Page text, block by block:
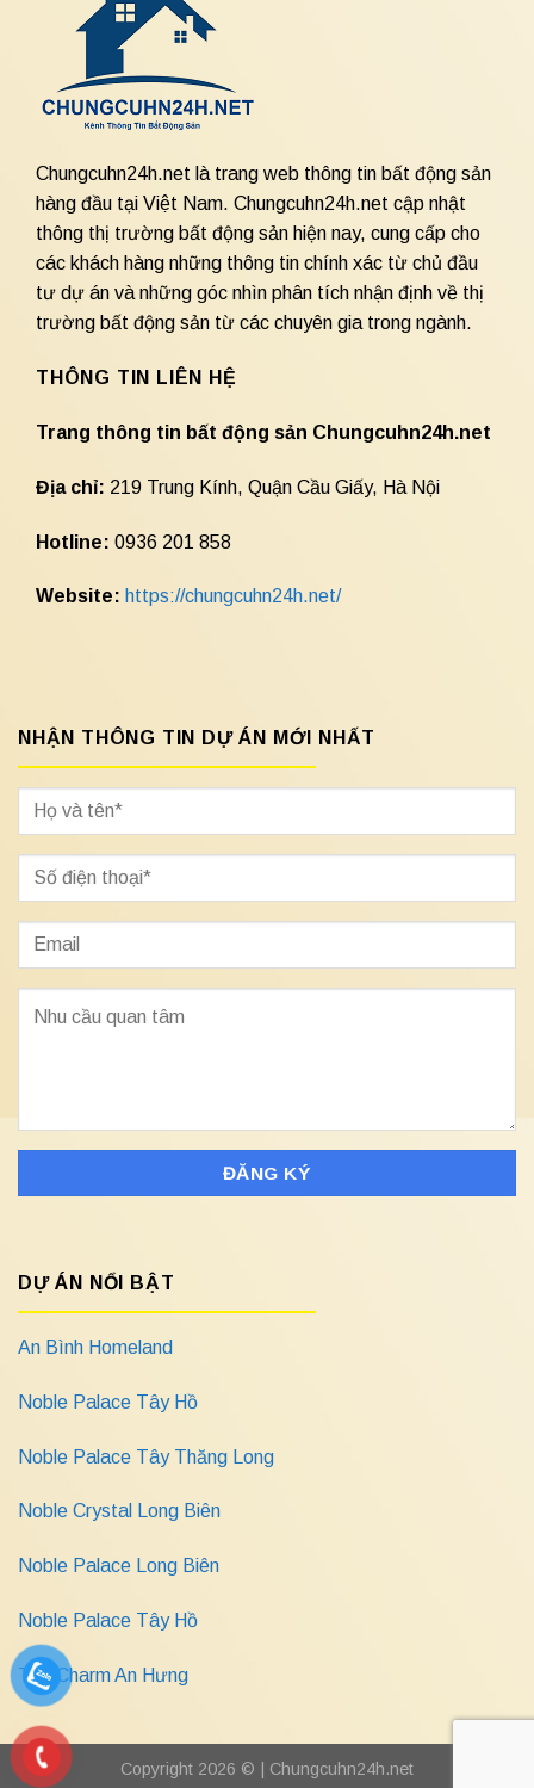
Chungcuhn24h.net là trang web thông tin bất động sản
hàng đầu tại Việt Nam. Chungcuhn24h.net cập nhật
thông thị trường bất động sản hiện nay, cung cấp cho
các khách hàng những thông tin chính xác từ chủ đầu
tư dự án và những góc nhìn phân tích nhận định về thị
trường bất động sản từ các chuyên gia trong ngành.
THÔNG TIN LIÊN HỆ
Trang thông tin bất động sản Chungcuhn24h.net
Địa chỉ: 219 Trung Kính, Quận Cầu Giấy, Hà Nội
Hotline: 0936 201 858
Website: https://chungcuhn24h.net/
NHẬN THÔNG TIN DỰ ÁN MỚI NHẤT
DỰ ÁN NỔI BẬT
An Bình Homeland
Noble Palace Tây Hồ
Noble Palace Tây Thăng Long
Noble Crystal Long Biên
Noble Palace Long Biên
Noble Palace Tây Hồ
The Charm An Hưng
Copyright 2026 © | Chungcuhn24h.net